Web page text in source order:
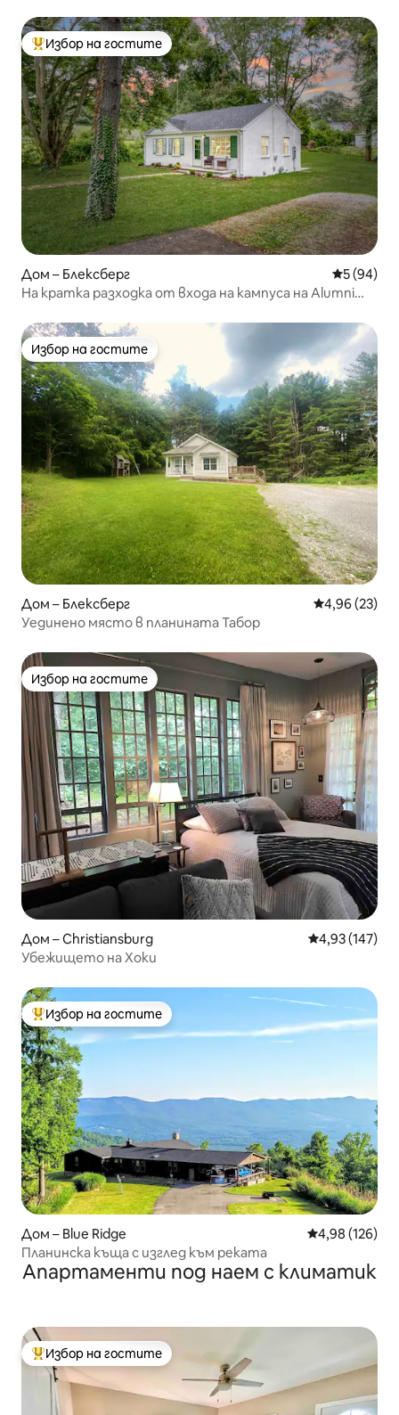
Най-популярен избор на гостите
Избор на гостите
Дом – Блексберг Средна
5 (94)
На кратка разходка от входа на кампуса на Alumni
Избор на гостите
Избор на гостите
Дом – Блексберг Средна
4,96 (23)
Уединено място в планината Табор
Избор на гостите
Избор на гостите
Дом – Christiansburg Средна
4,93 (147)
Убежището на Хоки
Най-популярен избор на гостите
Избор на гостите
Дом – Blue Ridge Средна
4,98 (126)
Планинска къща с изглед към реката
Апартаменти под наем с климатик
Най-популярен избор на гостите
Избор на гостите